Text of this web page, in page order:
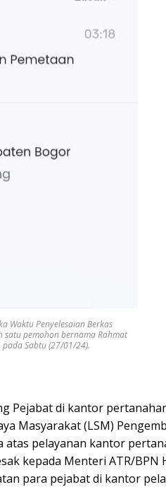
Waktu Penyelesaian Berkas
satu pemohon bernama Rahmat
pada Sabtu (27/01/24).
Pejabat di kantor
Masyarakat (LSM)
atas pelayanan kantor
kepada Menteri ATR/BPN
para pejabat di kantor